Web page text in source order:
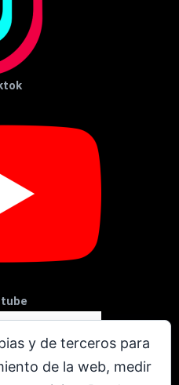
y de terceros para
de la web, medir